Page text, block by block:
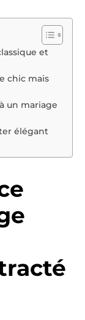
et
chic mais
un mariage
élégant